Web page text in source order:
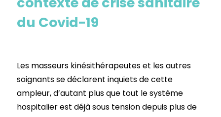
du Covid-19
Les masseurs kinésithérapeutes et les autres
soignants se déclarent inquiets de cette
ampleur, d’autant plus que tout le système
hospitalier est déjà sous tension depuis plus de